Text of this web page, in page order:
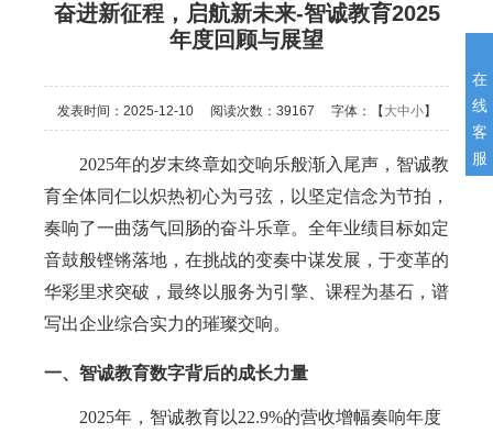
奋进新征程，启航新未来-智诚教育2025
年度回顾与展望
发表时间： 2025-12-10阅读次数： 39167 字体：【 大中小】
2025年的岁末终章如交响乐般渐入尾声，智诚教
育全体同仁以炽热初心为弓弦，以坚定信念为节拍，
奏响了一曲荡气回肠的奋斗乐章。全年业绩目标如定
音鼓般铿锵落地，在挑战的变奏中谋发展，于变革的
华彩里求突破，最终以服务为引擎、课程为基石，谱
写出企业综合实力的璀璨交响。
一、智诚教育数字背后的成长力量
2025年，智诚教育以22.9%的营收增幅奏响年度
在
线
客
服